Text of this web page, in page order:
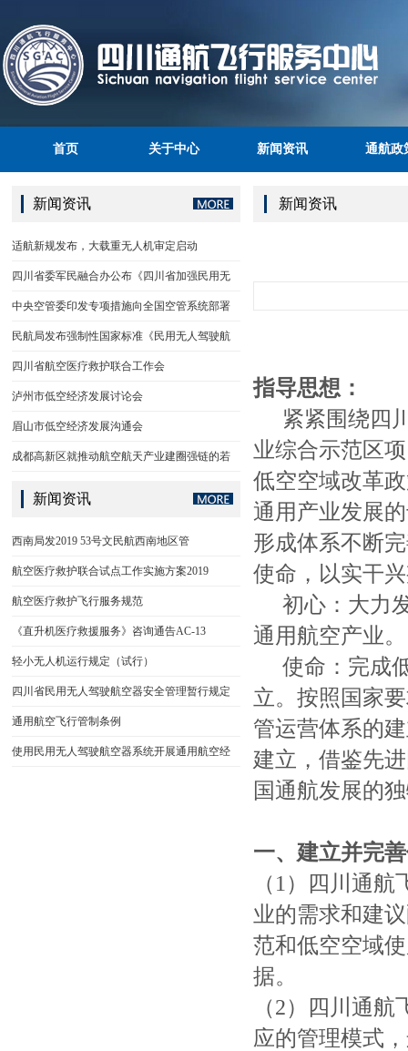
首页 关于中心 新闻资讯 通航政
新闻资讯
适航新规发布，大载重无人机审定启动
四川省委军民融合办公布《四川省加强民用无
中央空管委印发专项措施向全国空管系统部署
民航局发布强制性国家标准《民用无人驾驶航
四川省航空医疗救护联合工作会
泸州市低空经济发展讨论会
眉山市低空经济发展沟通会
成都高新区就推动航空航天产业建圈强链的若
新闻资讯
西南局发2019 53号文民航西南地区管
航空医疗救护联合试点工作实施方案2019
航空医疗救护飞行服务规范
《直升机医疗救援服务》咨询通告AC-13
轻小无人机运行规定（试行）
四川省民用无人驾驶航空器安全管理暂行规定
通用航空飞行管制条例
使用民用无人驾驶航空器系统开展通用航空经
新闻资讯
指导思想：
紧紧围绕四
业综合示范区
低空空域改革
通用产业发展
形成体系不断
使命，以实干
初心：大力
通用航空产业。
使命：完成
立。按照国家
管运营体系的
建立，借鉴先
国通航发展的
一、 建立并完
（1）四川通
业的需求和建
范和低空空域
据。
（2）四川通
应的管理模式